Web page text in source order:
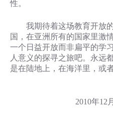
性。
我期待着这场教育开放的
国，在亚洲所有的国家里激
一个日益开放而非扁平的学
人意义的探寻之旅吧。永远
是在陆地上，在海洋里，或
2010年12